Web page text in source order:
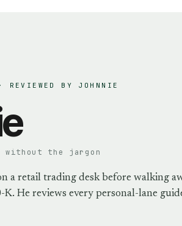
REVIEWED BY JOHNNIE
without the jargon
a retail trading desk before walking
He reviews every personal-lane